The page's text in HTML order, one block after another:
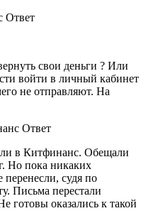
Ответ
свои деньги ? Или
войти в личный кабинет
не отправляют. На
Ответ
в Китфинанс. Обещали
Но пока никаких
судя по
Письма перестали
готовы оказались к такой